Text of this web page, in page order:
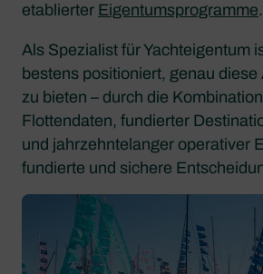
etablierter Eigentumsprogramme.
Als Spezialist für Yachteigentum
bestens positioniert, genau
zu bieten – durch die
Flottendaten, fundierter
und jahrzehntelanger operativer
fundierte und sichere